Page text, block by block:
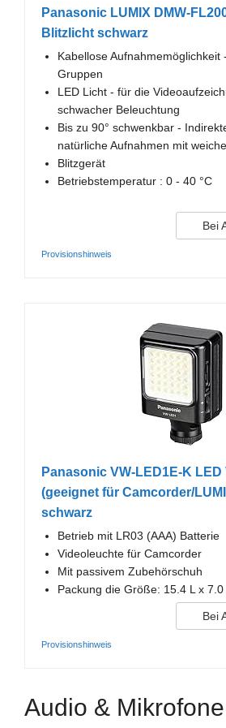
Panasonic LUMIX DMW-
Blitzlicht schwarz
Kabellose Aufnahmemöglichkeit
Gruppen
LED Licht - für die
schwacher Beleuchtung
Bis zu 90° schwenkbar -
natürliche Aufnahmen mit
Blitzgerät
Betriebstemperatur : 0 - 40 °C
Bei
Provisionshinweis
Panasonic VW-LED1E-K
(geeignet für Camcorder/
schwarz
Betrieb mit LR03 (AAA) Batterie
Videoleuchte für Camcorder
Mit passivem Zubehörschuh
Packung die Größe: 15.4 L x
Bei
Provisionshinweis
Audio & Mikrofone